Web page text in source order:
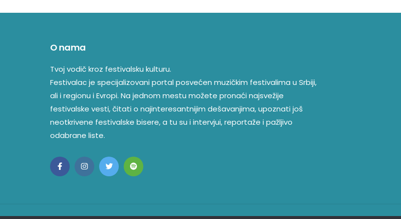
O nama
Tvoj vodič kroz festivalsku kulturu.
Festivalac je specijalizovani portal posvećen muzičkim festivalima u Srbiji,
ali i regionu i Evropi. Na jednom mestu možete pronaći najsvežije
festivalske vesti, čitati o najinteresantnijim dešavanjima, upoznati još
neotkrivene festivalske bisere, a tu su i intervjui, reportaže i pažljivo
odabrane liste.